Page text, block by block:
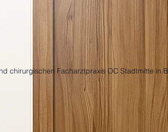
chirurgischen Facharztpraxis OC Stadtmitte in